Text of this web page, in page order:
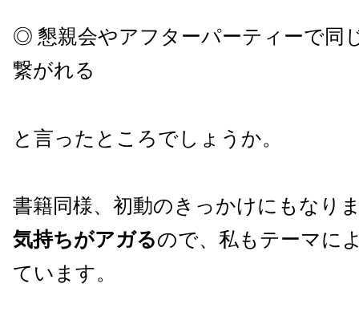
◎ 懇親会やアフターパーティーで同
繋がれる
と言ったところでしょうか。
書籍同様、初動のきっかけにもなり
気持ちがアガるので、私もテーマに
ています。